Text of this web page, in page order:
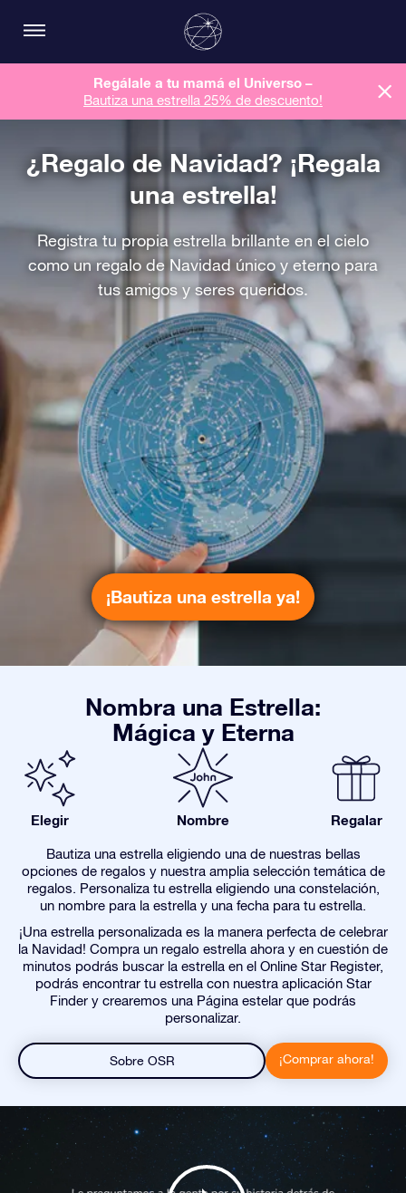
Regálale a tu mamá el Universo –
Bautiza una estrella 25% de descuento!
¿Regalo de Navidad? ¡Regala
una estrella!
Registra tu propia estrella brillante en el cielo
como un regalo de Navidad único y eterno para
tus amigos y seres queridos.
¡Bautiza una estrella ya!
Nombra una Estrella:
Mágica y Eterna
Elegir Nombre Regalar
Bautiza una estrella eligiendo una de nuestras bellas
opciones de regalos y nuestra amplia selección temática de
regalos. Personaliza tu estrella eligiendo una constelación,
un nombre para la estrella y una fecha para tu estrella.
¡Una estrella personalizada es la manera perfecta de celebrar
la Navidad! Compra un regalo estrella ahora y en cuestión de
minutos podrás buscar la estrella en el Online Star Register,
podrás encontrar tu estrella con nuestra aplicación Star
Finder y crearemos una Página estelar que podrás
personalizar.
Sobre OSR ¡Comprar ahora!